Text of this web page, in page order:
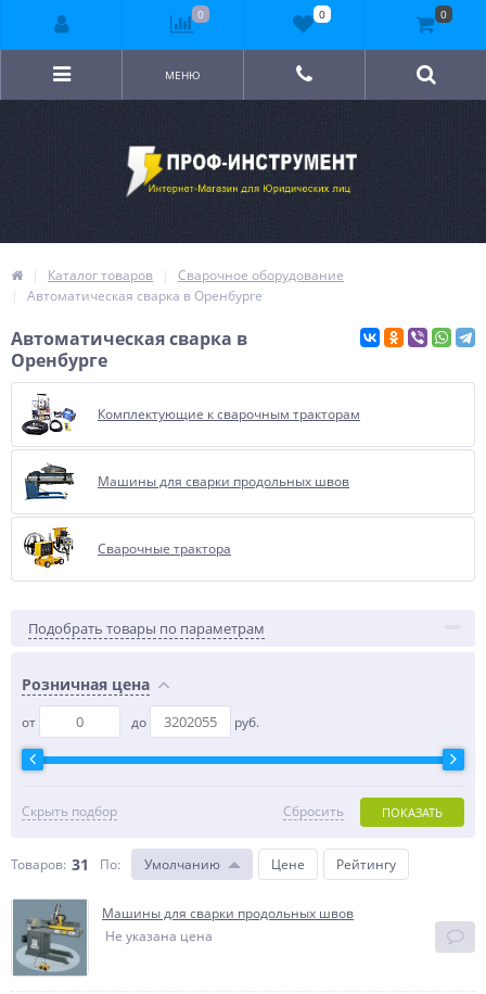
МЕНЮ
Каталог товаров
Сварочное оборудование
Автоматическая сварка в Оренбурге
Автоматическая сварка в
Оренбурге
Комплектующие к сварочным тракторам
Машины для сварки продольных швов
Сварочные трактора
Подобрать товары по параметрам
Розничная цена
от до руб.
Скрыть подбор ПОКАЗАТЬ
Сбросить
Товаров: 31 По: Умолчанию Цене Рейтингу
Машины для сварки продольных швов
Не указана цена
0 0 0